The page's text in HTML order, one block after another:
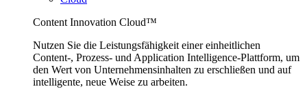
Content Innovation Cloud™
Nutzen Sie die Leistungsfähigkeit einer einheitlichen
Content-, Prozess- und Application Intelligence-Plattform, um
den Wert von Unternehmensinhalten zu erschließen und auf
intelligente, neue Weise zu arbeiten.